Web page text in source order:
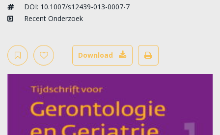
DOI: 10.1007/s12439-013-0007-7
Recent Onderzoek
Download